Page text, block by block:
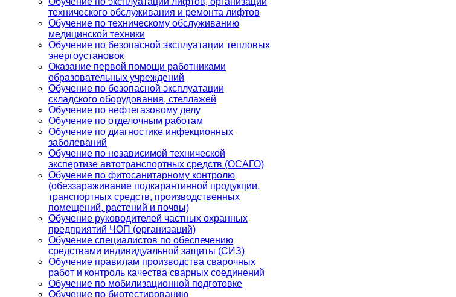
технического обслуживания и ремонта лифтов
Обучение по техническому обслуживанию
медицинской техники
Обучение по безопасной эксплуатации тепловых
энергоустановок
Оказание первой помощи работниками
образовательных учреждений
Обучение по безопасной эксплуатации
складского оборудования, стеллажей
Обучение по нефтегазовому делу
Обучение по отделочным работам
Обучение по диагностике инфекционных
заболеваний
Обучение по независимой технической
экспертизе автотранспортных средств (ОСАГО)
Обучение по фитосанитарному контролю
(обеззараживание подкарантинной продукции,
транспортных средств, производственных
помещений, растений и почвы)
Обучение руководителей частных охранных
предприятий ЧОП (организаций)
Обучение специалистов по обеспечению
средствами индивидуальной защиты (СИЗ)
Обучение правилам производства сварочных
работ и контроль качества сварных соединений
Обучение по мобилизационной подготовке
Обучение по биотестированию